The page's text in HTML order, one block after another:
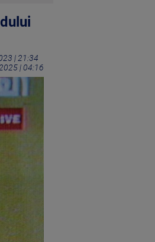
| 21:34
| 04:16